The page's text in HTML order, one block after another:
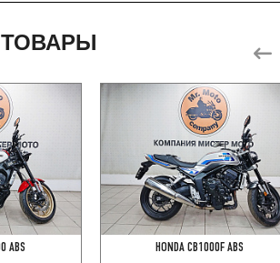
ABS HONDA CB1000F ABS